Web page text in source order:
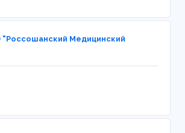
Медицинский